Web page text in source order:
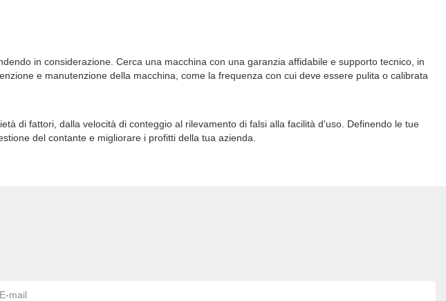
in considerazione. Cerca una macchina con una garanzia affidabile e supporto tecnico, in
e manutenzione della macchina, come la frequenza con cui deve essere pulita o calibrata
di fattori, dalla velocità di conteggio al rilevamento di falsi alla facilità d'uso. Definendo le tue
del contante e migliorare i profitti della tua azienda.
E-mail